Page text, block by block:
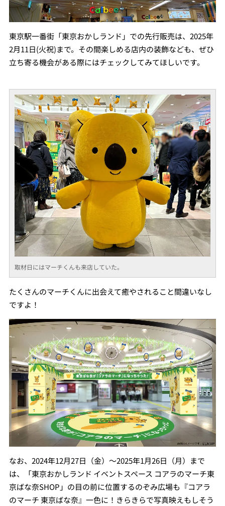
東京駅一番街「東京おかしランド」での先行販売は、2025年
2月11日(火祝)まで。その間楽しめる店内の装飾なども、ぜひ
立ち寄る機会がある際にはチェックしてみてほしいです。
取材日にはマーチくんも来店していた。
たくさんのマーチくんに出会えて癒やされること間違いなし
ですよ！
なお、2024年12月27日（金）～2025年1月26日（月）まで
は、「東京おかしランド イベントスペース コアラのマーチ東
京ばな奈SHOP」の目の前に位置するのぞみ広場も『コアラ
のマーチ 東京ばな奈』一色に！きらきらで写真映えもしそう